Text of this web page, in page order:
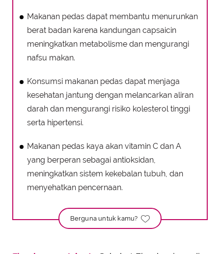
Makanan Pedas untuk Jantung yang Lebih Sehat
Makanan Pedas Tingkatkan Sistem Kekebalan
Tubuh dan Pencernaan
Tips Aman Menikmati Makanan Pedas
Makanan pedas dapat membantu menurunkan
berat badan karena kandungan capsaicin
meningkatkan metabolisme dan mengurangi
nafsu makan.
Konsumsi makanan pedas dapat menjaga
kesehatan jantung dengan melancarkan aliran
darah dan mengurangi risiko kolesterol tinggi
serta hipertensi.
Makanan pedas kaya akan vitamin C dan A
yang berperan sebagai antioksidan,
meningkatkan sistem kekebalan tubuh, dan
menyehatkan pencernaan.
Berguna untuk kamu?